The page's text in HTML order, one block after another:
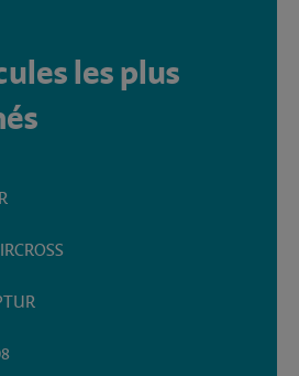
les plus